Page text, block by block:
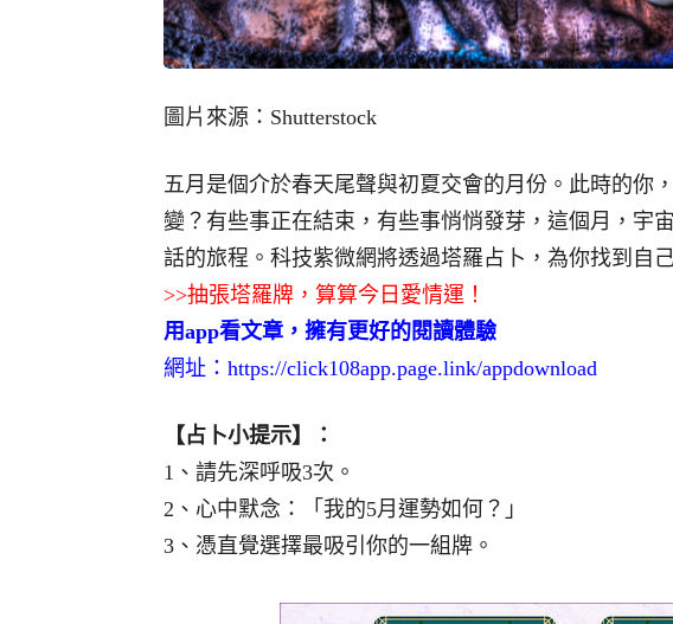
圖片來源：Shutterstock
五月是個介於春天尾聲與初夏交會的月份。此時的你
變？有些事正在結束，有些事悄悄發芽，這個月，宇
話的旅程。科技紫微網將透過塔羅占卜，為你找到自
>>抽張塔羅牌，算算今日愛情運！
用app看文章，擁有更好的閱讀體驗
網址： https://click108app.page.link/appdownload
【占卜小提示】：
1、請先深呼吸3次。
2、心中默念：「我的5月運勢如何？」
3、憑直覺選擇最吸引你的一組牌。